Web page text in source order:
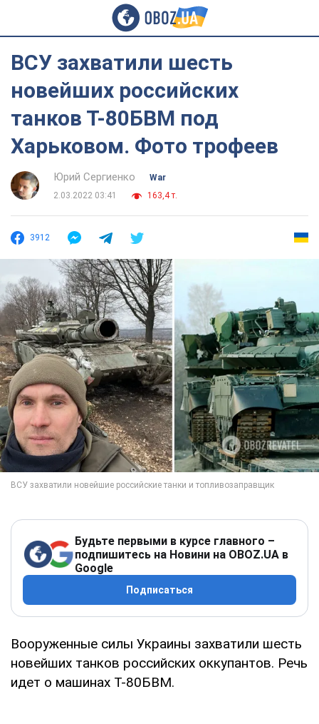
ВСУ захватили шесть
новейших российских
танков Т-80БВМ под
Харьковом. Фото трофеев
Юрий Сергиенко
War
2.03.2022 03:41
163,4 т.
3912
Будьте первыми в курсе главного –
подпишитесь на Новини на OBOZ.UA в
Google
Подписаться
Вооруженные силы Украины захватили шесть
новейших танков российских оккупантов. Речь
идет о машинах Т-80БВМ.